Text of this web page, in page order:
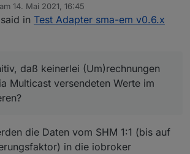
für die elektrotechnischen Erklärungen.
ist auch aus meiner Sicht als
ist, daß der HM nur "Rohwerte"
versendet, die dann vom Adapter doch
"interpretiert" werden müssen und
hatte vermutet, daß dabei doch irgend´was
der vom HM via Multicast
Werte im Adapter passieren?
14. Mai 2021, 16:45
von
said in Test Adapter sma-em v0.6.x
daß keinerlei (Um)rechnungen
Multicast versendeten Werte im
die Daten vom SHM 1:1 (bis auf
in die iobroker